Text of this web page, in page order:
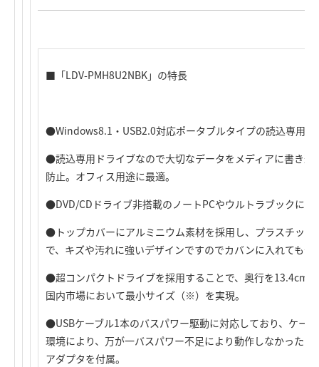
■「LDV-PMH8U2NBK」の特長
●Windows8.1・USB2.0対応ポータブルタイプの読込専用
●読込専用ドライブなので大切なデータをメディアに書き込
防止。オフィス用途に最適。
●DVD/CDドライブ非搭載のノートPCやウルトラブックに最
●トップカバーにアルミニウム素材を採用し、プラスチック
で、キズや汚れに強いデザインですのでカバンに入れても安
●超コンパクトドライブを採用することで、奥行を13.4cm
国内市場において最小サイズ（※）を実現。
●USBケーブル1本のバスパワー駆動に対応しており、ケー
環境により、万が一バスパワー不足により動作しなかったり
アダプタを付属。